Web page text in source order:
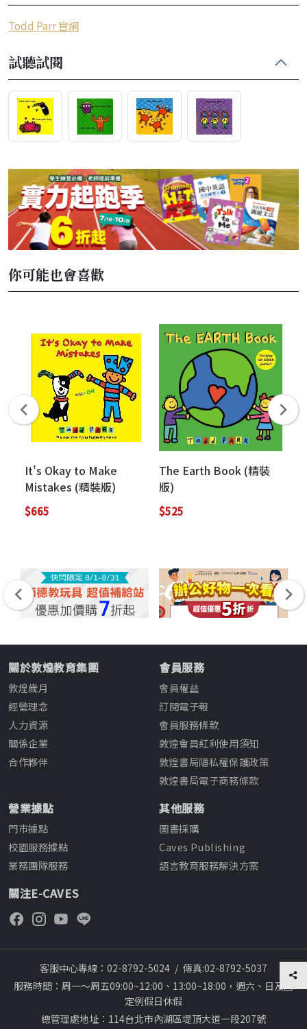
Todd Parr 官網
試聽試閱
你可能也會喜歡
It's Okay to Make
Mistakes (精裝版)
$665
The Earth Book (精裝
版)
$525
關於敦煌教育集團
敦煌歲月
經營理念
人力資源
關係企業
合作夥伴
會員服務
會員權益
訂閱電子報
會員服務條款
敦煌會員紅利使用須知
敦煌書局隱私權保護政策
敦煌書局電子商務條款
營業據點
門市據點
校園服務據點
業務團隊服務
其他服務
圖書採購
Caves Publishing
語言教育服務解決方案
關注E-CAVES
客服中心專線：02-8792-5024 / 傳真:02-8792-5037
服務時間：周一～周五09:00~12:00、13:00~18:00，週六、日及國
定例假日休假
總管理處地址：114台北市內湖區堤頂大道一段207號